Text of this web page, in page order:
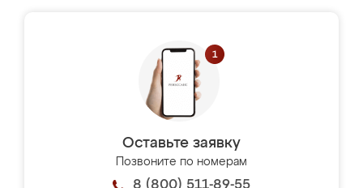
Оставьте заявку
Позвоните по номерам
8 (800) 511-89-55